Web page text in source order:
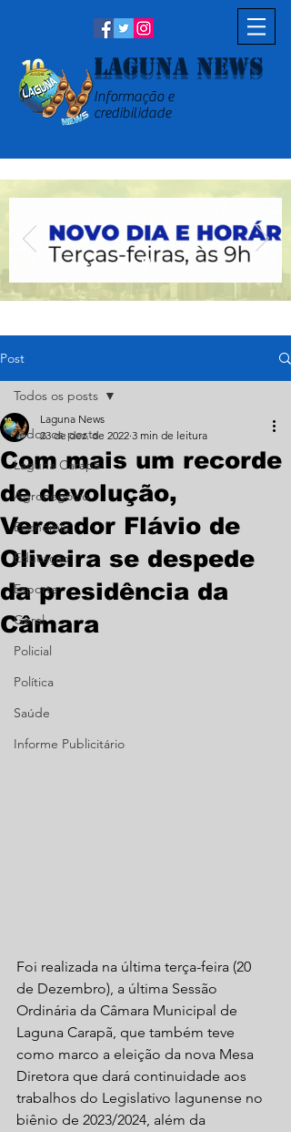
Laguna News
Informação e
credibilidade
Post
Todos os posts
Laguna Carapã
Agronegócio
Economia
Educação
Esporte
Geral
Policial
Política
Saúde
Informe Publicitário
Todos os posts
Com mais um recorde
de devolução,
Vereador Flávio de
Oliveira se despede
da presidência da
Câmara
Laguna News
23 de dez. de 2022 3 min de leitura
Foi realizada na última terça-feira (20
de Dezembro), a última Sessão
Ordinária da Câmara Municipal de
Laguna Carapã, que também teve
como marco a eleição da nova Mesa
Diretora que dará continuidade aos
trabalhos do Legislativo lagunense no
biênio de 2023/2024, além da